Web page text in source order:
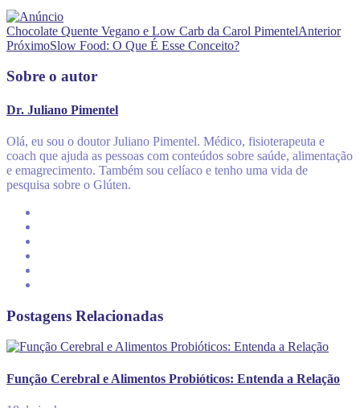
Chocolate Quente Vegano e Low Carb da Carol PimentelAnterior
PróximoSlow Food: O Que É Esse Conceito?
Sobre o autor
Dr. Juliano Pimentel
Olá, eu sou o doutor Juliano Pimentel. Médico, fisioterapeuta e
coach que ajuda as pessoas com conteúdos sobre saúde, alimentação
e emagrecimento. Também sou celíaco e tenho uma vida de
pesquisa sobre o Glúten.
Postagens Relacionadas
Função Cerebral e Alimentos Probióticos: Entenda a Relação